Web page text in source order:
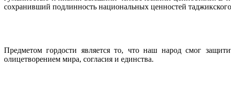
сохранивший подлинность национальных ценностей
Предметом гордости является то, что наш народ смог
олицетворением мира, согласия и единства.